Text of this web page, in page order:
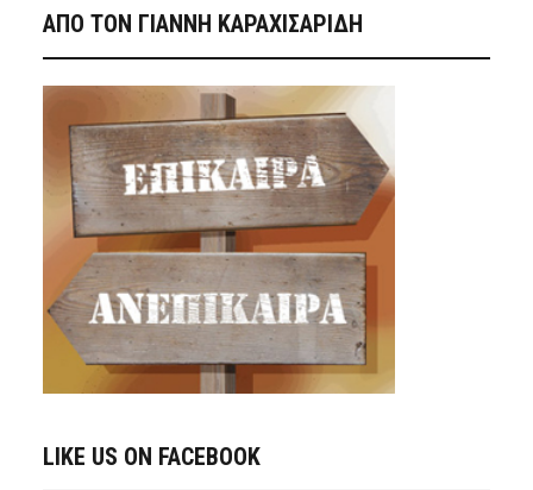
ΑΠΟ ΤΟΝ ΓΙΑΝΝΗ ΚΑΡΑΧΙΣΑΡΙΔΗ
LIKE US ON FACEBOOK